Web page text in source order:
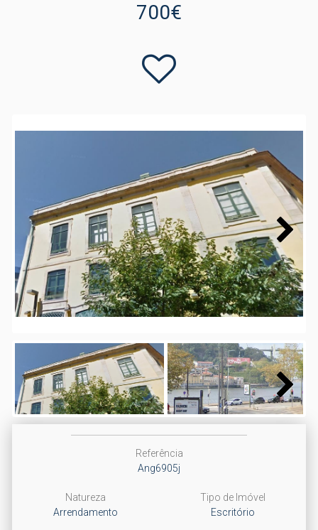
700€
Next
Next
Referência
Ang6905j
Natureza
Arrendamento
Tipo de Imóvel
Escritório